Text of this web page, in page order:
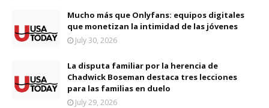
Mucho más que Onlyfans: equipos digitales
que monetizan la intimidad de las jóvenes
July 30, 2026
La disputa familiar por la herencia de
Chadwick Boseman destaca tres lecciones
para las familias en duelo
July 29, 2026